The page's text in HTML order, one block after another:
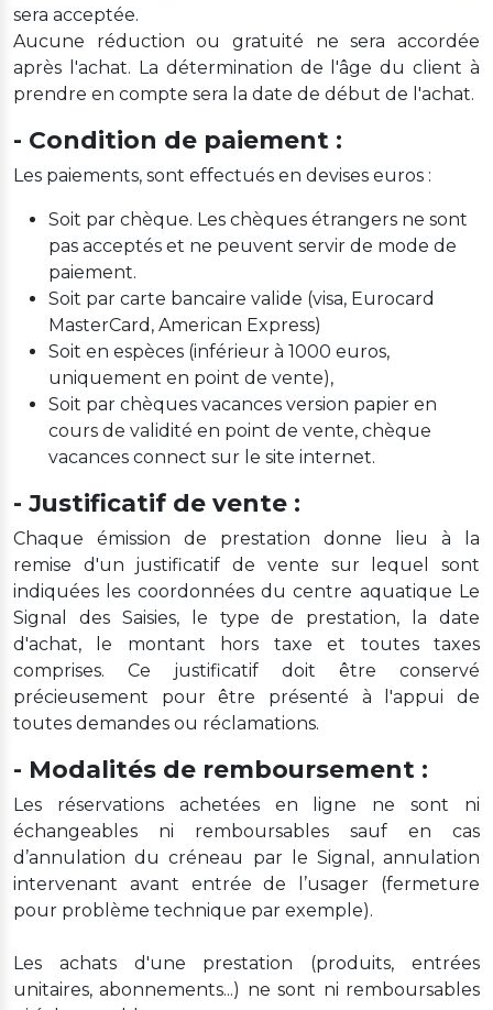
sera acceptée.
Aucune réduction ou gratuité ne sera accordée
après l'achat. La détermination de l'âge du client à
prendre en compte sera la date de début de l'achat.
- Condition de paiement :
Les paiements, sont effectués en devises euros :
Soit par chèque. Les chèques étrangers ne sont
pas acceptés et ne peuvent servir de mode de
paiement.
Soit par carte bancaire valide (visa, Eurocard
MasterCard, American Express)
Soit en espèces (inférieur à 1000 euros,
uniquement en point de vente),
Soit par chèques vacances version papier en
cours de validité en point de vente, chèque
vacances connect sur le site internet.
- Justificatif de vente :
Chaque émission de prestation donne lieu à la
remise d'un justificatif de vente sur lequel sont
indiquées les coordonnées du centre aquatique Le
Signal des Saisies, le type de prestation, la date
d'achat, le montant hors taxe et toutes taxes
comprises. Ce justificatif doit être conservé
précieusement pour être présenté à l'appui de
toutes demandes ou réclamations.
- Modalités de remboursement :
Les réservations achetées en ligne ne sont ni
échangeables ni remboursables sauf en cas
d’annulation du créneau par le Signal, annulation
intervenant avant entrée de l’usager (fermeture
pour problème technique par exemple).
Les achats d'une prestation (produits, entrées
unitaires, abonnements...) ne sont ni remboursables